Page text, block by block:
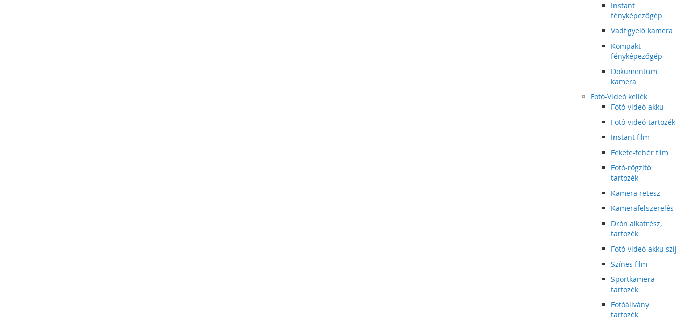
Instant
fényképezőgép
Vadfigyelő kamera
Kompakt
fényképezőgép
Dokumentum
kamera
Fotó-Videó kellék
Fotó-videó akku
Fotó-videó tartozék
Instant film
Fekete-fehér film
Fotó-rögzítő
tartozék
Kamera retesz
Kamerafelszerelés
Drón alkatrész,
tartozék
Fotó-videó akku szíj
Színes film
Sportkamera
tartozék
Fotóállvány
tartozék